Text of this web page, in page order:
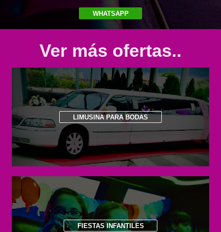
WHATSAPP
Ver más ofertas..
LIMUSINA PARA BODAS
FIESTAS INFANTILES